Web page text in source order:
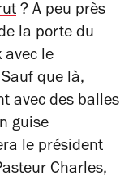
? A peu près
la porte du
avec le
que là,
avec des balles
guise
le président
Charles,